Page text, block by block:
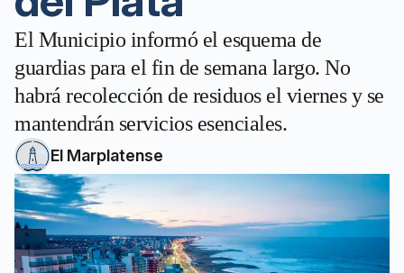
El Municipio informó el esquema de
guardias para el fin de semana largo. No
habrá recolección de residuos el viernes y se
mantendrán servicios esenciales.
El Marplatense